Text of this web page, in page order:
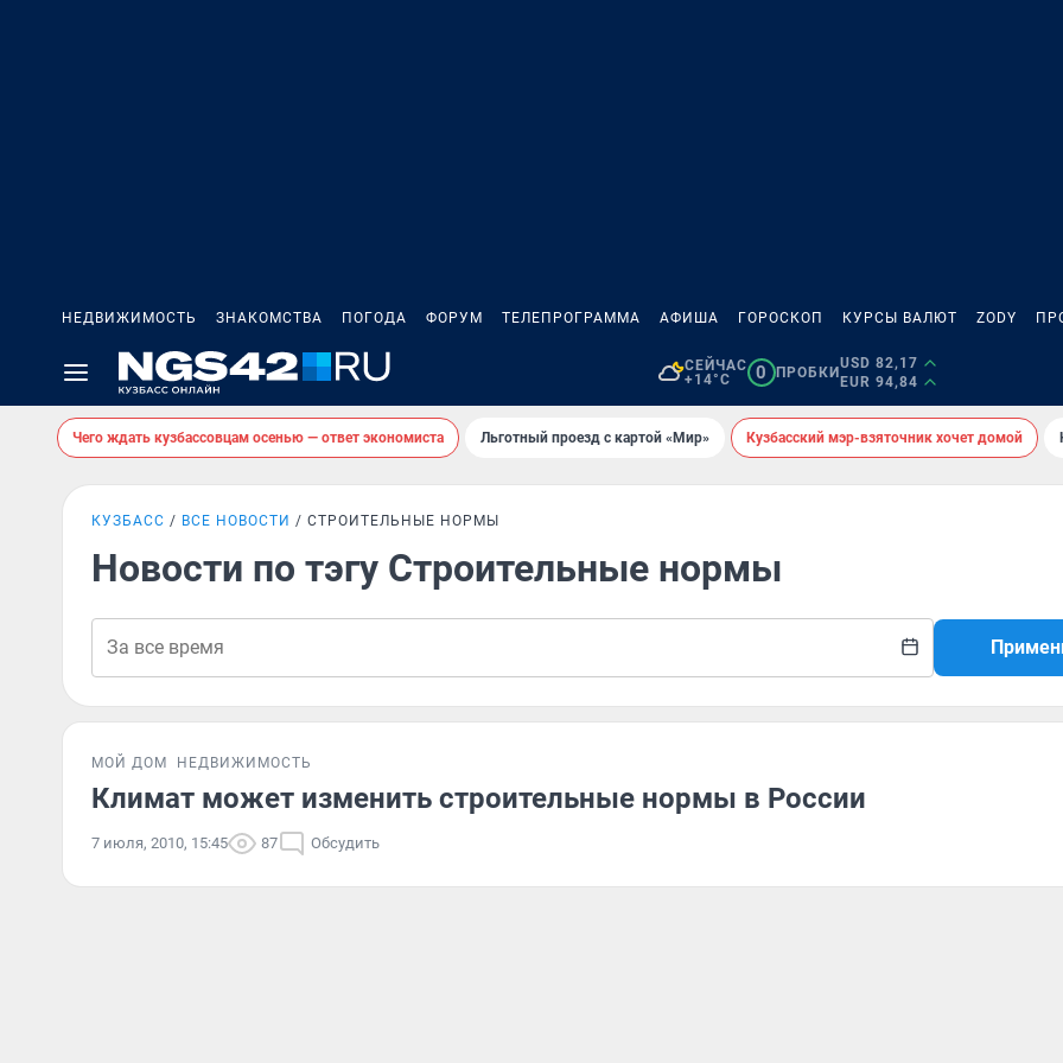
НЕДВИЖИМОСТЬ ЗНАКОМСТВА ПОГОДА ФОРУМ ТЕЛЕПРОГРАММА АФИША ГОРОСКОП КУРСЫ ВАЛЮТ ZODY
СЕЙЧАС
+14°C
0 ПРОБКИ
USD 82,17
EUR 94,84
Чего ждать кузбассовцам осенью — ответ экономиста Льготный проезд с картой «Мир» Кузбасский мэр-взяточник хочет домой
КУЗБАСС ВСЕ НОВОСТИ СТРОИТЕЛЬНЫЕ НОРМЫ
Новости по тэгу Строительные нормы
МОЙ ДОМ НЕДВИЖИМОСТЬ
Климат может изменить строительные нормы в России
7 июля, 2010, 15:45 87 Обсудить